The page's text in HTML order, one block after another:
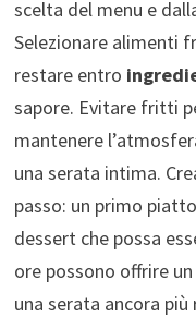
scelta del menu e
Selezionare alimenti
restare entro
sapore. Evitare fritti
mantenere
una serata intima.
passo: un primo
dessert che possa
ore possono offrire
una serata ancora